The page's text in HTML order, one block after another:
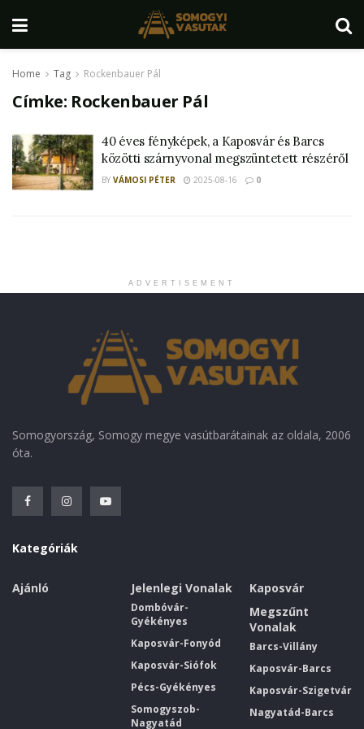
Home Tag Rockenbauer Pál
Címke: Rockenbauer Pál
40 éves fényképek, a Kaposvár és Barcs
közötti szárnyvonal megszüntetett részéről
BY VÁMOSI PÉTER 2025-08-16 0
ADVERTISEMENT
Somogyország, Somogy megye vasútbarátainak az oldala, 2006
óta.
Kategóriák
Ajánló Jelenlegi Vonalak
Dombóvár-
Gyékényes
Kaposvár-Fonyód
Kaposvár-Siófok
Pécs-Gyékényes
Somogyszob-
Nagyatád
Kaposvár
Megszűnt
Vonalak
Barcs-Villány
Kaposvár-Barcs
Kaposvár-Szigetvár
Nagyatád-Barcs